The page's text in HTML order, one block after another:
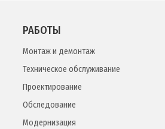
РАБОТЫ
Монтаж и демонтаж
Техническое обслуживание
Проектирование
Обследование
Модернизация